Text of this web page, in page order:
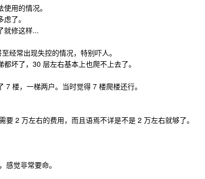
用的情况。
了。
就修这样...
经常出现失控的情况，特别吓人。
坏了，30 层左右基本上也爬不上去了。
楼，一梯两户。当时觉得 7 楼爬楼还行。
2 万左右的费用，而且语焉不详是不是 2 万左右就够了。
觉非常要命。